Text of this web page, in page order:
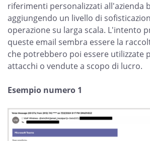
riferimenti personalizzati all'azienda
aggiungendo un livello di
operazione su larga scala. L'intento
queste email sembra essere la
che potrebbero poi essere utilizzate
attacchi o vendute a scopo di lucro.
Esempio numero 1